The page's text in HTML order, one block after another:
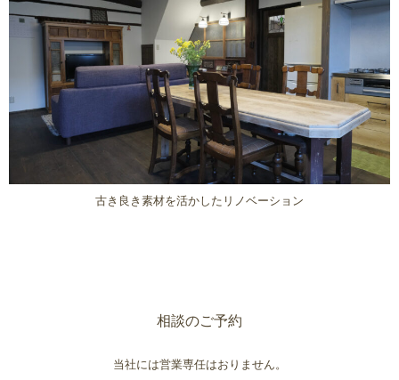
古き良き素材を活かしたリノベーション
相談のご予約
当社には営業専任はおりません。